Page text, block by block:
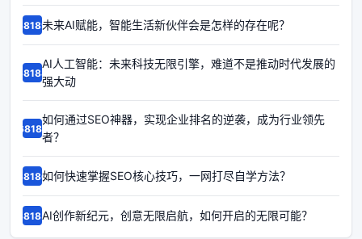
68189未来AI赋能，智能生活新伙伴会是怎样的存在呢？
68188
AI人工智能：未来科技无限引擎，难道不是推动时代发展的
强大动
68187
如何通过SEO神器，实现企业排名的逆袭，成为行业领先
者？
68186如何快速掌握SEO核心技巧，一网打尽自学方法？
68185AI创作新纪元，创意无限启航，如何开启的无限可能？